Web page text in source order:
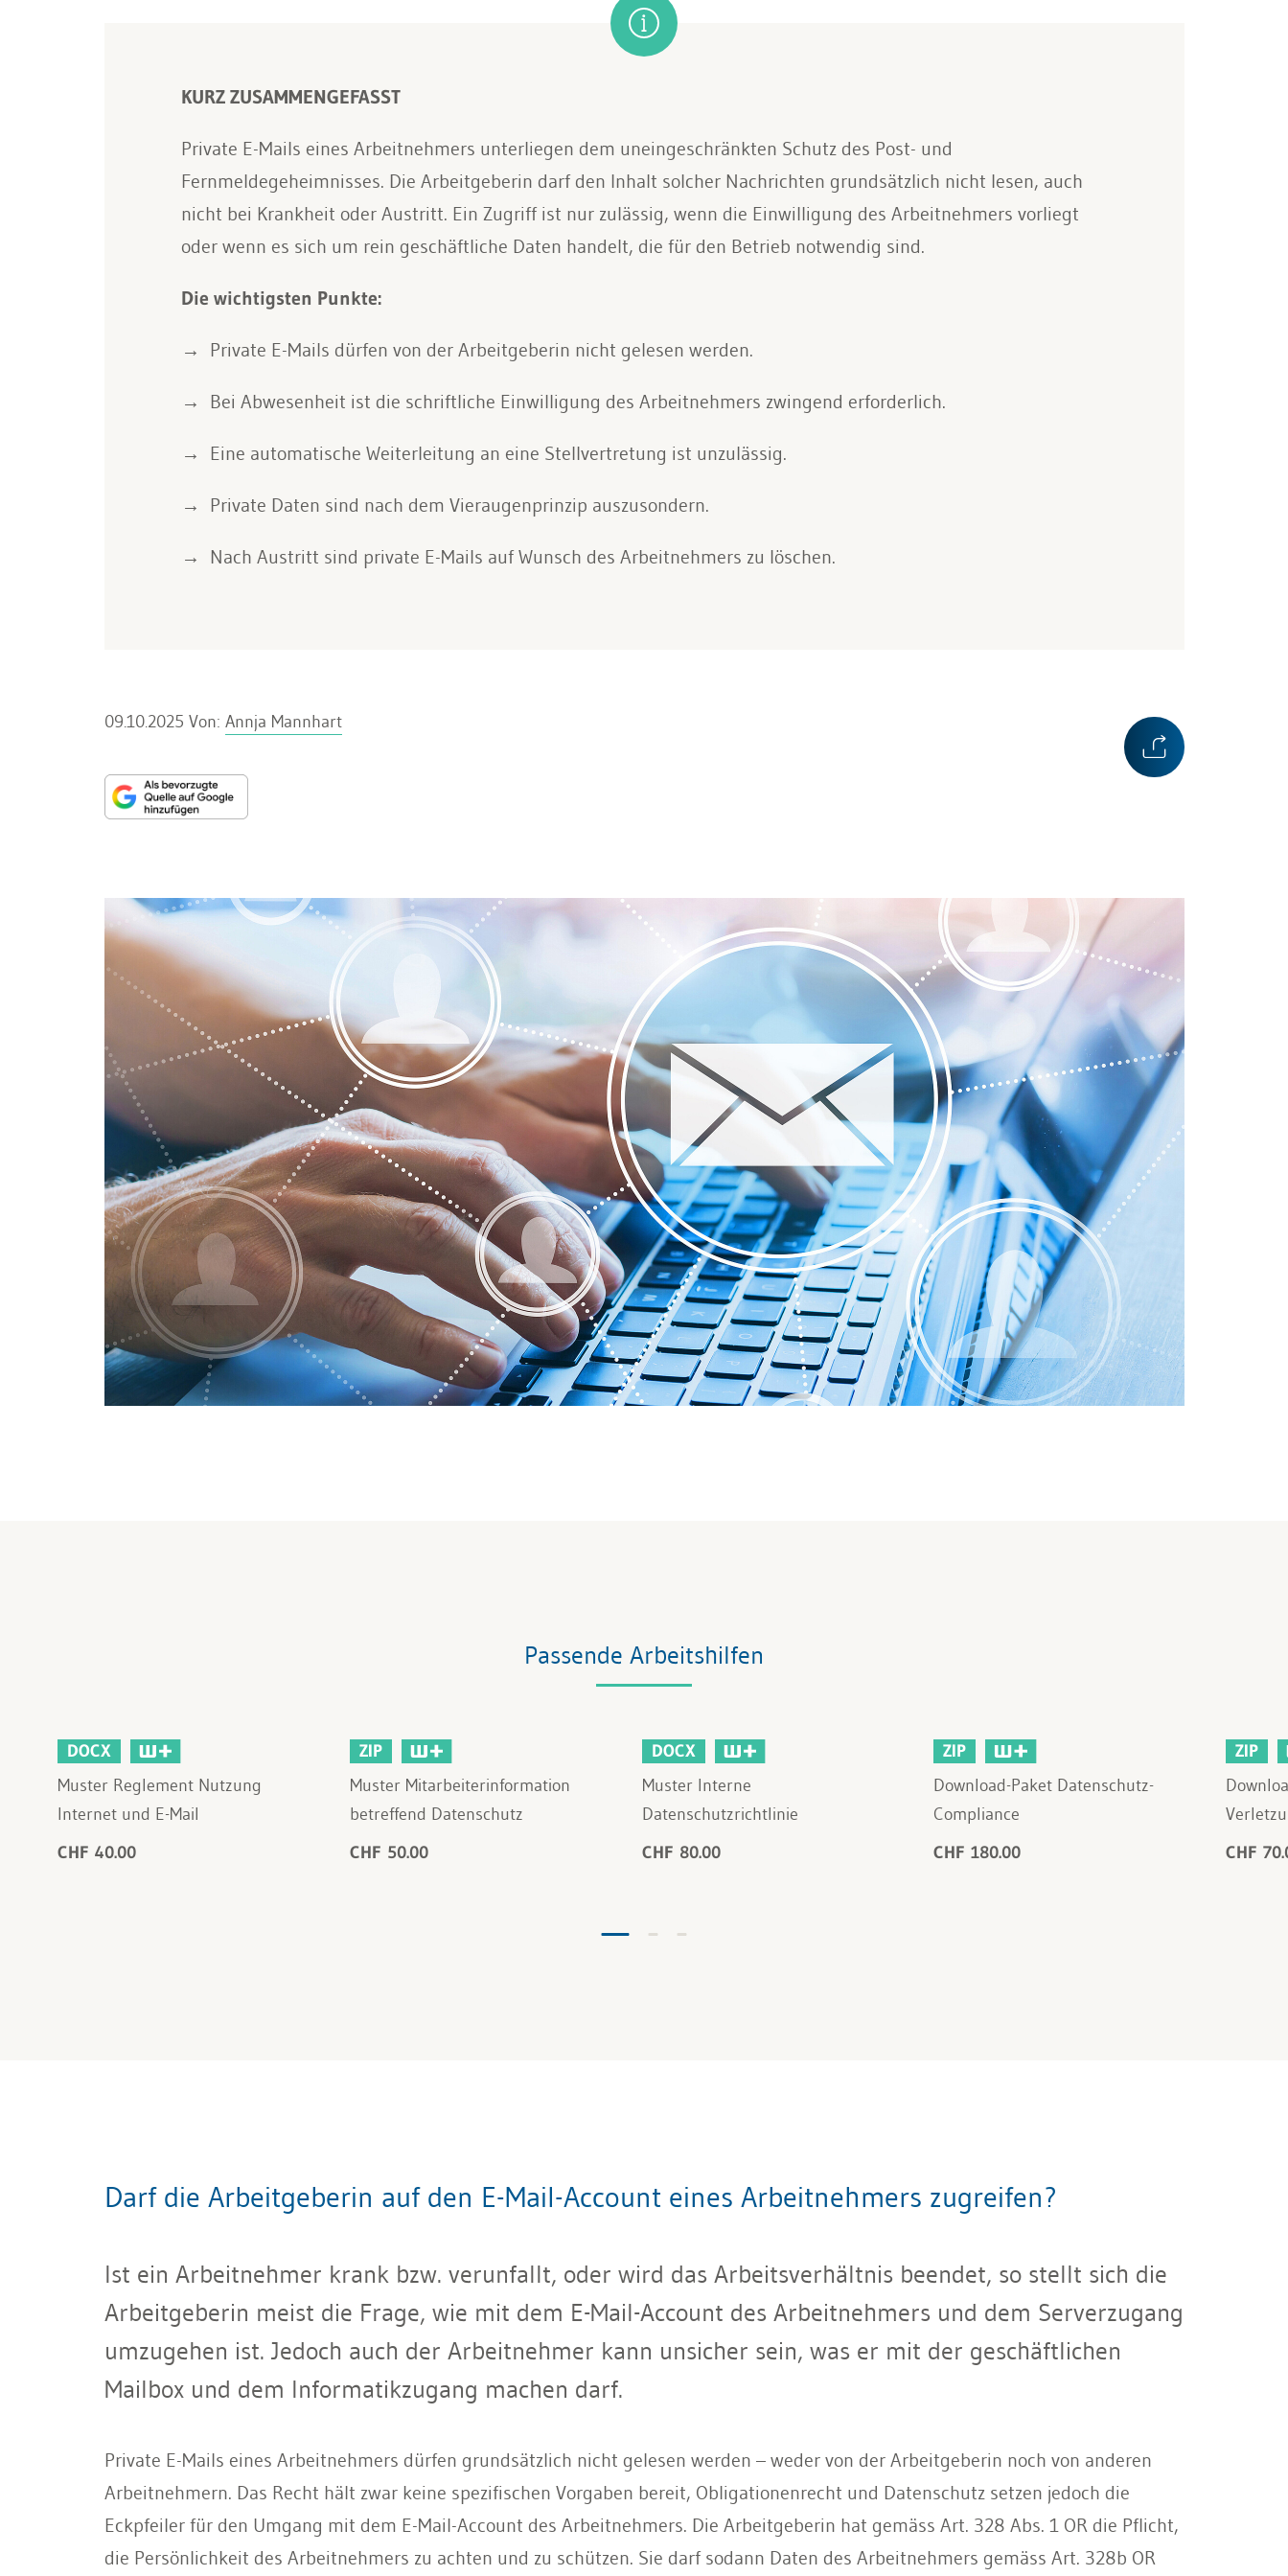
KURZ ZUSAMMENGEFASST
Private E-Mails eines Arbeitnehmers unterliegen dem uneingeschränkten Schutz des Post- und
Fernmeldegeheimnisses. Die Arbeitgeberin darf den Inhalt solcher Nachrichten grundsätzlich nicht lesen, auch
nicht bei Krankheit oder Austritt. Ein Zugriff ist nur zulässig, wenn die Einwilligung des Arbeitnehmers vorliegt
oder wenn es sich um rein geschäftliche Daten handelt, die für den Betrieb notwendig sind.
Die wichtigsten Punkte:
Private E-Mails dürfen von der Arbeitgeberin nicht gelesen werden.
Bei Abwesenheit ist die schriftliche Einwilligung des Arbeitnehmers zwingend erforderlich.
Eine automatische Weiterleitung an eine Stellvertretung ist unzulässig.
Private Daten sind nach dem Vieraugenprinzip auszusondern.
Nach Austritt sind private E-Mails auf Wunsch des Arbeitnehmers zu löschen.
09.10.2025 Von: Annja Mannhart
Passende Arbeitshilfen
DOCX
Muster Reglement Nutzung
Internet und E-Mail
CHF 40.00
ZIP
Muster Mitarbeiterinformation
betreffend Datenschutz
CHF 50.00
DOCX
Muster Interne
Datenschutzrichtlinie
CHF 80.00
ZIP
Download-Paket Datenschutz-
Compliance
CHF 180.00
ZIP
CHF
Darf die Arbeitgeberin auf den E-Mail-Account eines Arbeitnehmers zugreifen?
Ist ein Arbeitnehmer krank bzw. verunfallt, oder wird das Arbeitsverhältnis beendet, so stellt sich die
Arbeitgeberin meist die Frage, wie mit dem E-Mail-Account des Arbeitnehmers und dem Serverzugang
umzugehen ist. Jedoch auch der Arbeitnehmer kann unsicher sein, was er mit der geschäftlichen
Mailbox und dem Informatikzugang machen darf.
Private E-Mails eines Arbeitnehmers dürfen grundsätzlich nicht gelesen werden – weder von der Arbeitgeberin noch von anderen
Arbeitnehmern. Das Recht hält zwar keine spezifischen Vorgaben bereit, Obligationenrecht und Datenschutz setzen jedoch die
Eckpfeiler für den Umgang mit dem E-Mail-Account des Arbeitnehmers. Die Arbeitgeberin hat gemäss Art. 328 Abs. 1 OR die Pflicht,
die Persönlichkeit des Arbeitnehmers zu achten und zu schützen. Sie darf sodann Daten des Arbeitnehmers gemäss Art. 328b OR